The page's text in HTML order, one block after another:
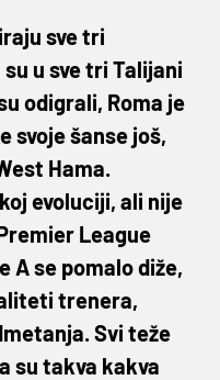
sve tri
u sve tri Talijani
odigrali, Roma je
svoje šanse još,
Hama.
evoluciji, ali nije
League
A se pomalo diže,
trenera,
Svi teže
su takva kakva